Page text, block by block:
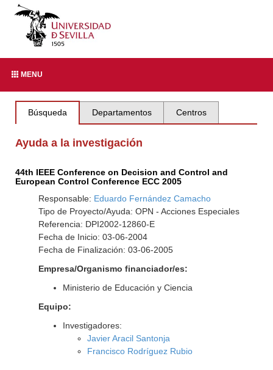
MENU
Búsqueda Departamentos Centros
Ayuda a la investigación
44th IEEE Conference on Decision and Control and
European Control Conference ECC 2005
Responsable: Eduardo Fernández Camacho
Tipo de Proyecto/Ayuda: OPN - Acciones Especiales
Referencia: DPI2002-12860-E
Fecha de Inicio: 03-06-2004
Fecha de Finalización: 03-06-2005
Empresa/Organismo financiador/es:
Ministerio de Educación y Ciencia
Equipo:
Investigadores:
Javier Aracil Santonja
Francisco Rodríguez Rubio